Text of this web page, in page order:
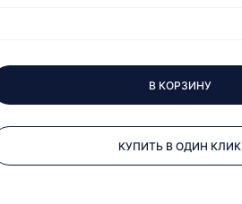
В КОРЗИНУ
КУПИТЬ В ОДИН КЛИК